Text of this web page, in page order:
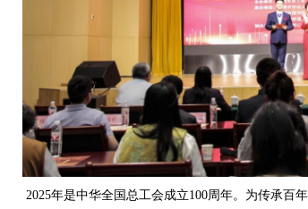
2025年是中华全国总工会成立100周年。为传承百